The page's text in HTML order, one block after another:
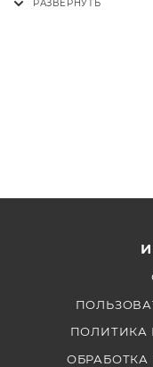
ПОЛИТИКА